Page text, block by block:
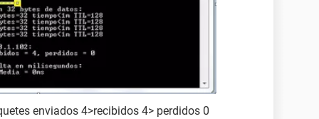
enviados 4>recibidos 4> perdidos 0